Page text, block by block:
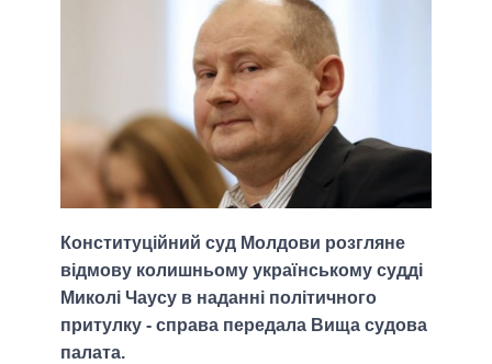
Конституційний суд Молдови розгляне
відмову колишньому українському судді
Миколі Чаусу в наданні політичного
притулку - справа передала Вища судова
палата.